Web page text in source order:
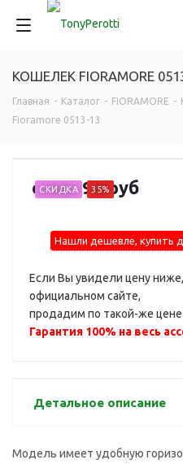
КОШЕЛЕК FIORAMORE
Главная - Каталог - FIORAMORE -
Fioramore 0513-13
СКИДКА 35%
от2 390 руб
Нашли дешевле, купить
Если Вы увидели цену
официальном сайте,
продадим по такой-же цене
Гарантия 100% на весь
Детальное описание
Модель имеет удобную